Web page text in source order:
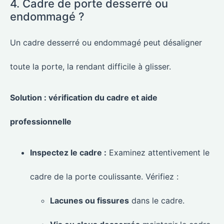
4. Cadre de porte desserré ou
endommagé ?
Un cadre desserré ou endommagé peut désaligner
toute la porte, la rendant difficile à glisser.
Solution : vérification du cadre et aide
professionnelle
Inspectez le cadre : Examinez attentivement le
cadre de la porte coulissante. Vérifiez :
Lacunes ou fissures dans le cadre.